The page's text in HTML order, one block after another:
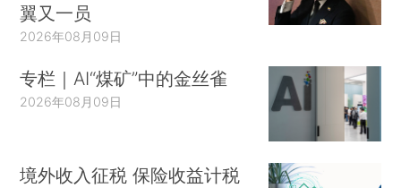
翼又一员
2026年08月09日
专栏｜AI“煤矿”中的金丝雀
2026年08月09日
境外收入征税 保险收益计税